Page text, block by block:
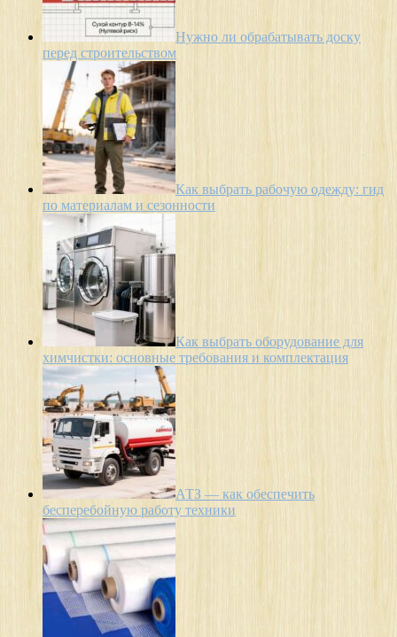
Нужно ли обрабатывать доску
перед строительством
Как выбрать рабочую одежду: гид
по материалам и сезонности
Как выбрать оборудование для
химчистки: основные требования и комплектация
АТЗ — как обеспечить
бесперебойную работу техники